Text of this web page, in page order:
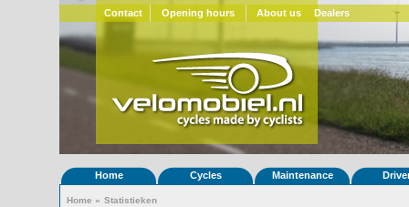
Contact Opening hours About us Dealers
Home Cycles Maintenance
Home » Statistieken